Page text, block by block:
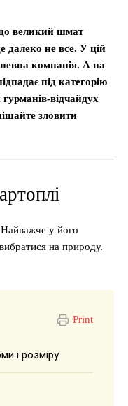
що великий шмат
далеко не все. У цій
компанія. А на
під категорію
відчайдух
зловити
у його
на природу.
Print
і розміру